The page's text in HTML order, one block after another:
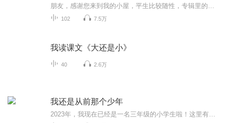
102 7.5万
我读课文《大还是小》
40 2.6万
我还是从前那个少年